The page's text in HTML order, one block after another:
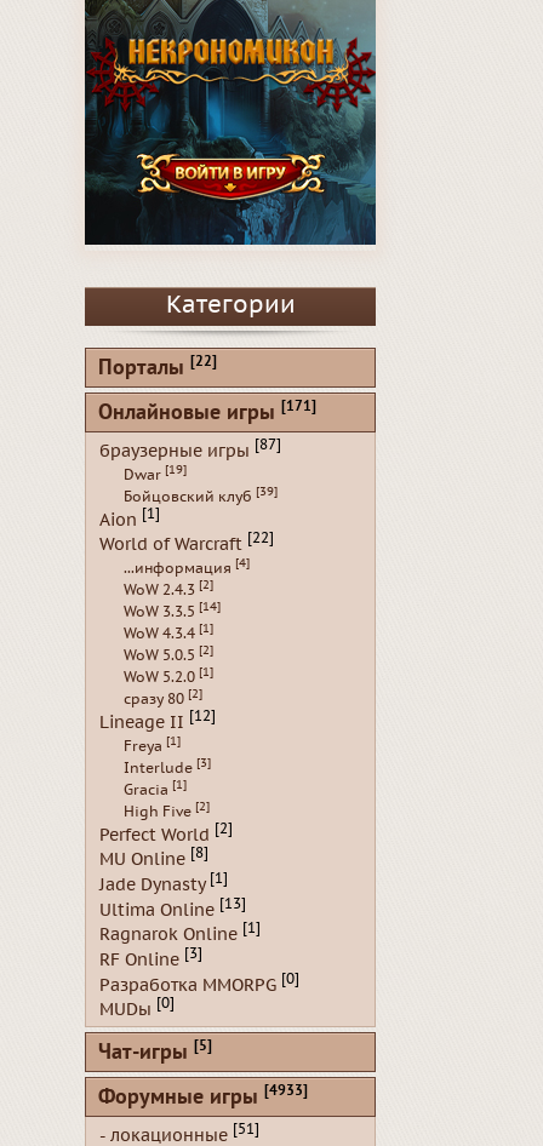
Категории
Порталы [22]
Онлайновые игры [171]
браузерные игры [87]
Dwar [19]
Бойцовский клуб [39]
Aion [1]
World of Warcraft [22]
...информация [4]
WoW 2.4.3 [2]
WoW 3.3.5 [14]
WoW 4.3.4 [1]
WoW 5.0.5 [2]
WoW 5.2.0 [1]
сразу 80 [2]
Lineage II [12]
Freya [1]
Interlude [3]
Gracia [1]
High Five [2]
Perfect World [2]
MU Online [8]
Jade Dynasty [1]
Ultima Online [13]
Ragnarok Online [1]
RF Online [3]
Разработка MMORPG [0]
MUDы [0]
Чат-игры [5]
Форумные игры [4933]
- локационные [51]